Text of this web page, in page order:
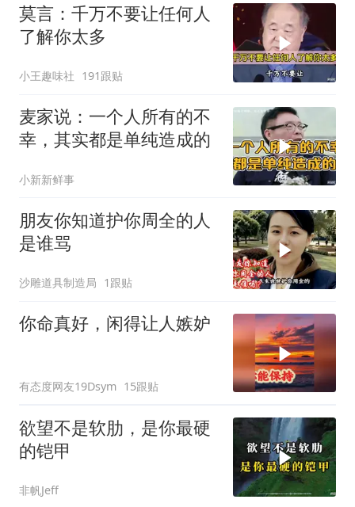
莫言：千万不要让任何人
了解你太多
小王趣味社 191跟贴
麦家说：一个人所有的不
幸，其实都是单纯造成的
小新新鲜事
朋友你知道护你周全的人
是谁骂
沙雕道具制造局 1跟贴
你命真好，闲得让人嫉妒
有态度网友19Dsym 15跟贴
欲望不是软肋，是你最硬
的铠甲
非帆Jeff